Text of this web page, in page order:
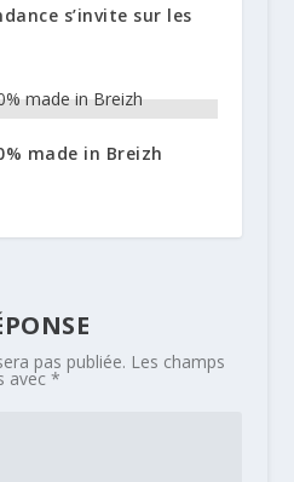
s’invite sur les
made in Breizh
pas publiée. Les champs
avec *